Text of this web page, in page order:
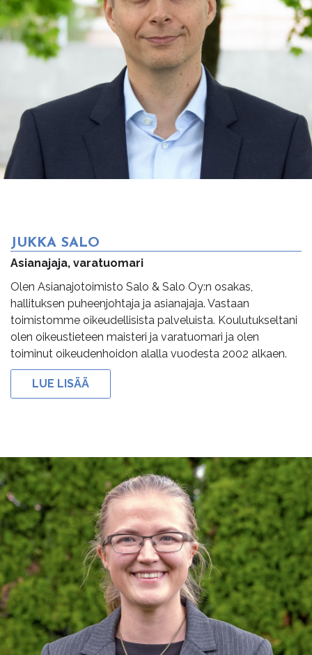
JUKKA SALO
Asianajaja, varatuomari
Olen Asianajotoimisto Salo & Salo Oy:n osakas,
hallituksen puheenjohtaja ja asianajaja. Vastaan
toimistomme oikeudellisista palveluista. Koulutukseltani
olen oikeustieteen maisteri ja varatuomari ja olen
toiminut oikeudenhoidon alalla vuodesta 2002 alkaen.
LUE LISÄÄ